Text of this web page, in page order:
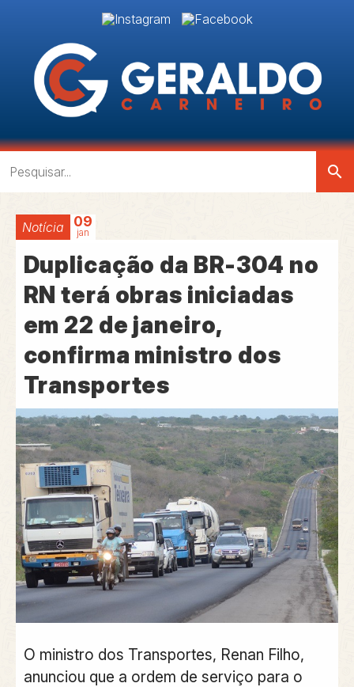
search
Notícia 09
jan
Duplicação da BR-304 no
RN terá obras iniciadas
em 22 de janeiro,
confirma ministro dos
Transportes
O ministro dos Transportes, Renan Filho,
anunciou que a ordem de serviço para o